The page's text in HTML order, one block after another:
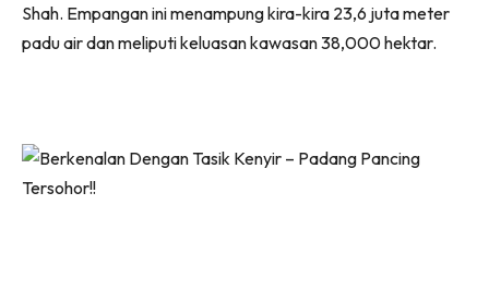
Shah. Empangan ini menampung kira-kira 23,6 juta meter
padu air dan meliputi keluasan kawasan 38,000 hektar.